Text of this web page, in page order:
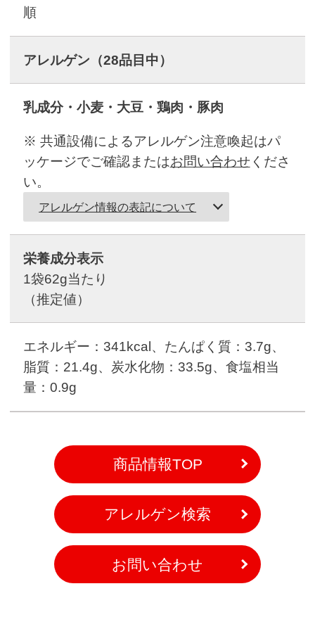
順
アレルゲン （28品目中）
乳成分・小麦・大豆・鶏肉・豚肉
※ 共通設備によるアレルゲン注意喚起はパ
ッケージでご確認またはお問い合わせ くださ
い。
アレルゲン情報の表記について
栄養成分表示
1袋62g当たり
（推定値）
エネルギー：341kcal、たんぱく質：3.7g、
脂質：21.4g、炭水化物：33.5g、食塩相当
量：0.9g
商品情報TOP
アレルゲン検索
お問い合わせ